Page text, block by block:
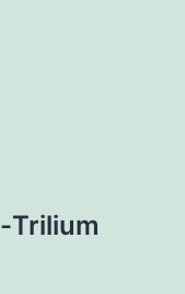
-Trilium